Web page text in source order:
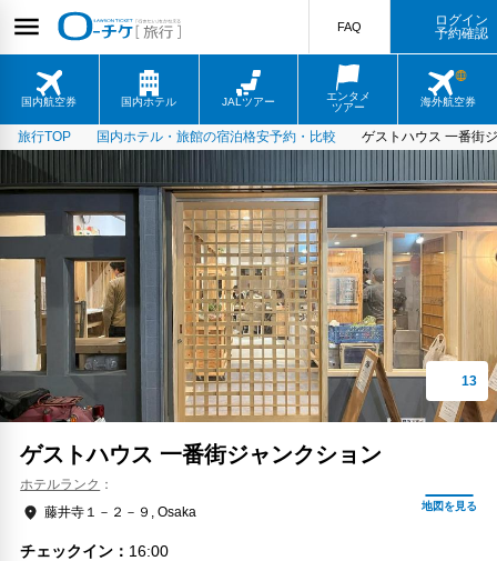
国内航空券 国内ホテル JALツアー
エンタメ
ツアー
海外航空券
FAQ
ログイン
予約確認
旅行TOP 国内ホテル・旅館の宿泊格安予約・比較 ゲストハウス 一番街
ゲストハウス 一番街ジャンクション
ホテルランク
藤井寺１－２－９, Osaka
チェックイン
16:00